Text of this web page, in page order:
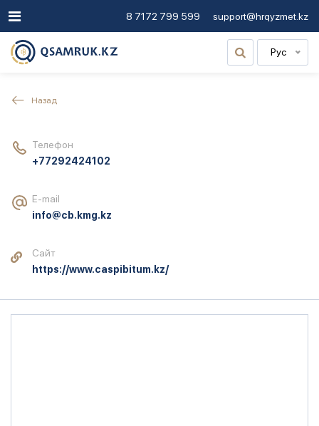
8 7172 799 599 support@hrqyzmet.kz
Рус
Назад
Телефон
+77292424102
E-mail
info@cb.kmg.kz
Сайт
https://www.caspibitum.kz/